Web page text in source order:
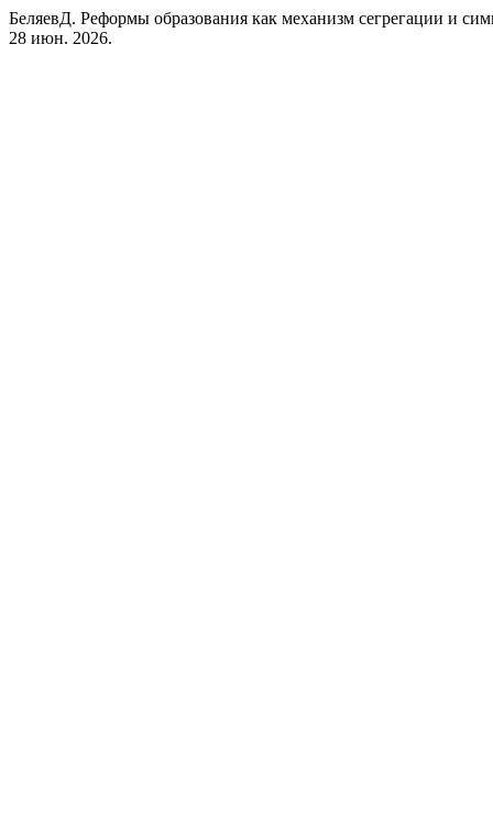
БеляевД. Реформы образования как механизм сегрегации и
28 июн. 2026.